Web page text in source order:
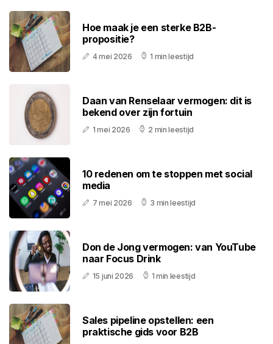
Hoe maak je een sterke B2B-
propositie?
4 mei 2026 1 min leestijd
Daan van Renselaar vermogen: dit is
bekend over zijn fortuin
1 mei 2026 2 min leestijd
10 redenen om te stoppen met social
media
7 mei 2026 3 min leestijd
Don de Jong vermogen: van YouTube
naar Focus Drink
15 juni 2026 1 min leestijd
Sales pipeline opstellen: een
praktische gids voor B2B